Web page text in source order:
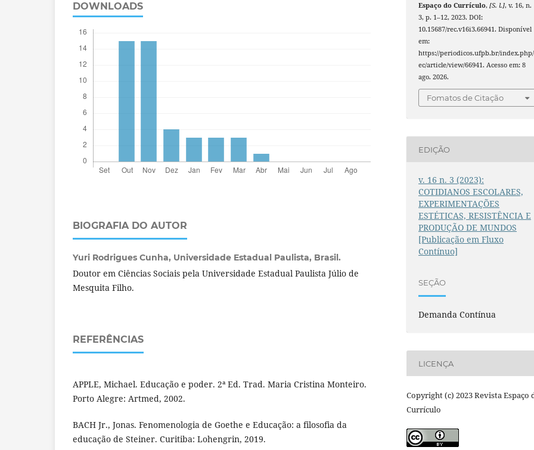
DOWNLOADS
BIOGRAFIA DO AUTOR
Yuri Rodrigues Cunha, Universidade Estadual Paulista, Brasil.
Doutor em Ciências Sociais pela Universidade Estadual Paulista Júlio de
Mesquita Filho.
REFERÊNCIAS
APPLE, Michael. Educação e poder. 2ª Ed. Trad. Maria Cristina Monteiro.
Porto Alegre: Artmed, 2002.
BACH Jr., Jonas. Fenomenologia de Goethe e Educação: a filosofia da
educação de Steiner. Curitiba: Lohengrin, 2019.
Espaço do Currículo,[S. l.], v. 16, n.
3, p. 1–12, 2023. DOI:
10.15687/rec.v16i3.66941. Disponível
em:
https://periodicos.ufpb.br/
ec/article/view/66941. Acesso em: 8
ago. 2026.
Fomatos de Citação
EDIÇÃO
v. 16 n. 3 (2023):
COTIDIANOS ESCOLARES,
EXPERIMENTAÇÕES
ESTÉTICAS, RESISTÊNCIA E
PRODUÇÃO DE MUNDOS
[Publicação em Fluxo
Contínuo]
SEÇÃO
Demanda Contínua
LICENÇA
Copyright (c) 2023 Revista Espaço
Currículo